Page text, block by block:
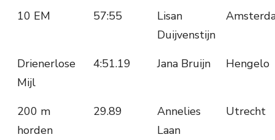
10 EM 57:55
Lisan
Duijvenstijn
Drienerlose
Mijl
4:51.19 Jana Bruijn Hengelo
200 m
horden
29.89
Annelies
Laan
Utrecht